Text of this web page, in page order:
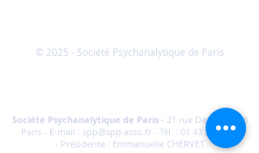
© 2025 - Société Psychanalytique de Paris
Société Psychanalytique de Paris- 21 rue Daviel 75013
Paris - E-mail : spp@spp.asso.fr- Tél. : 01 43 29 66 70
- Présidente : Emmanuelle CHERVET